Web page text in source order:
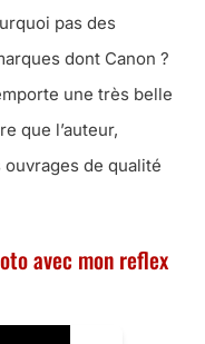
pas des
dont Canon ?
une très belle
que l’auteur,
de qualité
avec mon reflex